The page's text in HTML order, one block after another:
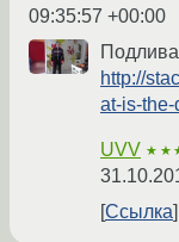
09:35:57 +00:00
http://
at-is-
UVV
Ссылка